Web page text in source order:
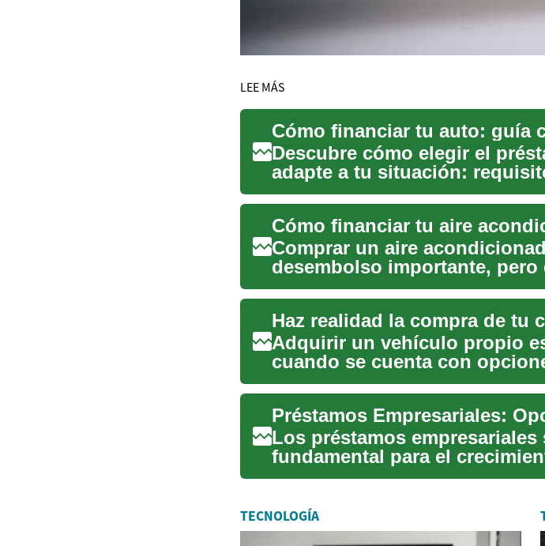
LEE MÁS
Cómo financiar tu auto: guía
Descubre cómo elegir el
adapte a tu situación:
financiamiento, fac...
Cómo financiar tu aire
Comprar un aire
desembolso importante,
alternativas de financia...
Haz realidad la compra de tu
Adquirir un vehículo propio
cuando se cuenta con
adecuadas. Los pla...
Los préstamos
fundamental para el
empresas en el co...
TECNOLOGÍA